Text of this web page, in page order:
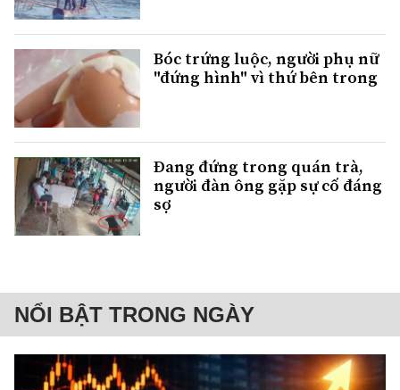
Bóc trứng luộc, người phụ nữ
"đứng hình" vì thứ bên trong
Đang đứng trong quán trà,
người đàn ông gặp sự cố đáng
sợ
NỔI BẬT TRONG NGÀY